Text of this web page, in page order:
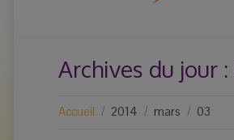
Archives du jour :
Vous êtes ici :
Accueil 2014 mars 03